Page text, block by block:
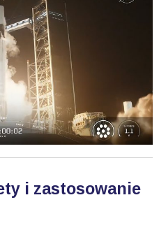
i zastosowanie